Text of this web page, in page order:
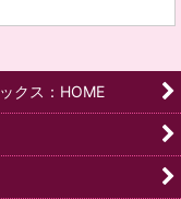
クス：HOME